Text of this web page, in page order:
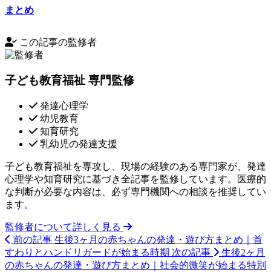
まとめ
この記事の監修者
子ども教育福祉 専門監修
発達心理学
幼児教育
知育研究
乳幼児の発達支援
子ども教育福祉を専攻し、現場の経験のある専門家が、発達
心理学や知育研究に基づき全記事を監修しています。医療的
な判断が必要な内容は、必ず専門機関への相談を推奨してい
ます。
監修者について詳しく見る
前の記事 生後3ヶ月の赤ちゃんの発達・遊び方まとめ｜首
すわりとハンドリガードが始まる時期 次の記事
生後2ヶ月
の赤ちゃんの発達・遊び方まとめ｜社会的微笑が始まる特別